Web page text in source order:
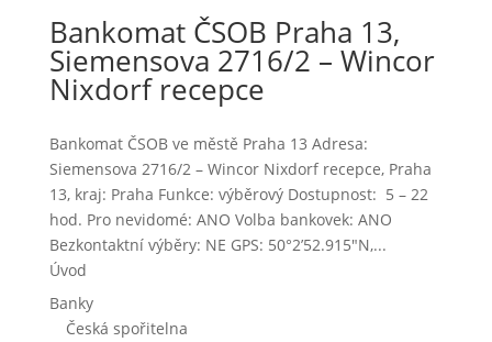
Bankomat ČSOB Praha 13,
Siemensova 2716/2 – Wincor
Nixdorf recepce
Bankomat ČSOB ve městě Praha 13 Adresa:
Siemensova 2716/2 – Wincor Nixdorf recepce, Praha
13, kraj: Praha Funkce: výběrový Dostupnost: 5 – 22
hod. Pro nevidomé: ANO Volba bankovek: ANO
Bezkontaktní výběry: NE GPS: 50°2’52.915″N,...
Úvod
Banky
Česká spořitelna